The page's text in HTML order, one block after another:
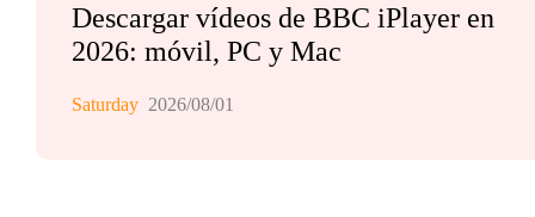
Descargar vídeos de BBC iPlayer en
2026: móvil, PC y Mac
Saturday 2026/08/01